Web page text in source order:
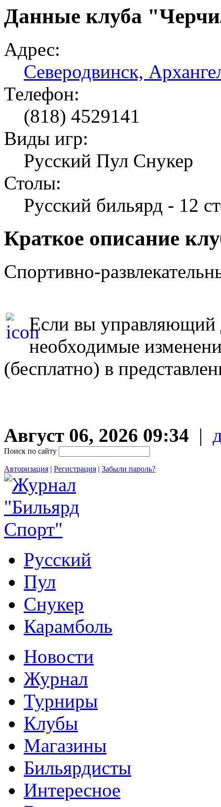
Данные клуба
Адрес:
Северодвинск,
Телефон:
(818) 4529141
Виды игр:
Русский Пул Снукер
Столы:
Русский бильярд - 12
Краткое описание
Спортивно-
Если вы управляющий
необходимые
(бесплатно) в
Август 06, 2026 09:34 |
Поиск по сайту
Авторизация | Регистрация | Забыли пароль?
Русский
Пул
Снукер
Карамболь
Новости
Журнал
Турниры
Клубы
Магазины
Бильярдисты
Интересное